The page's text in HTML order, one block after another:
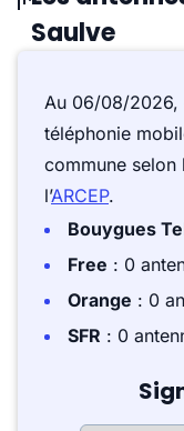
Saulve
Au 06/08/2026,
téléphonie
commune
l’ARCEP.
Bouygues
Free : 0
Orange : 0
SFR : 0